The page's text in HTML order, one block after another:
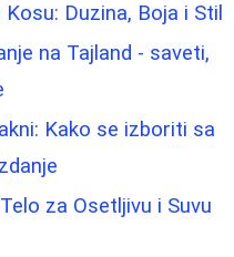
Duzina, Boja i Stil
na Tajland - saveti,
Kako se izboriti sa
za Osetljivu i Suvu